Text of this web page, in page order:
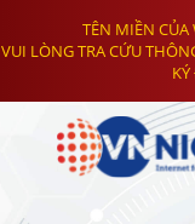
TÊN MIỀN CỦA
VUI LÒNG TRA CỨU